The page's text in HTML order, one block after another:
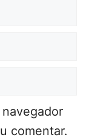
comentar.